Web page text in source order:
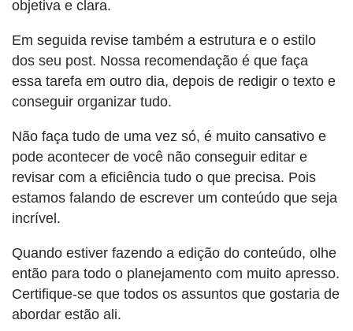
objetiva e clara.
Em seguida revise também a estrutura e o estilo
dos seu post. Nossa recomendação é que faça
essa tarefa em outro dia, depois de redigir o texto e
conseguir organizar tudo.
Não faça tudo de uma vez só, é muito cansativo e
pode acontecer de você não conseguir editar e
revisar com a eficiência tudo o que precisa. Pois
estamos falando de escrever um conteúdo que seja
incrível.
Quando estiver fazendo a edição do conteúdo, olhe
então para todo o planejamento com muito apresso.
Certifique-se que todos os assuntos que gostaria de
abordar estão ali.